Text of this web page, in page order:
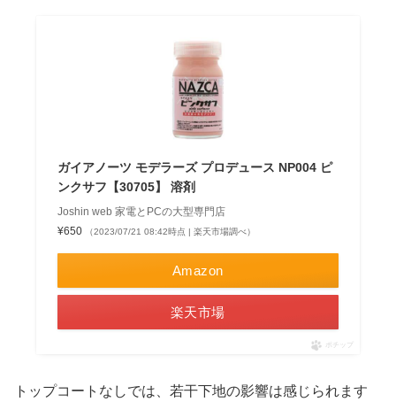
ガイアノーツ モデラーズ プロデュース NP004 ピ
ンクサフ【30705】 溶剤
Joshin web 家電とPCの大型専門店
¥650
（2023/07/21 08:42時点 | 楽天市場調べ）
Amazon
楽天市場
ポチップ
トップコートなしでは、若干下地の影響は感じられます